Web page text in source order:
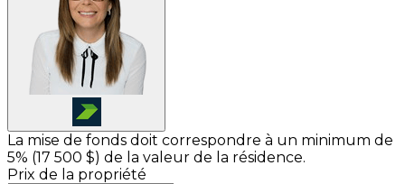
La mise de fonds doit correspondre à un minimum de
5% (17 500 $) de la valeur de la résidence.
Prix de la propriété